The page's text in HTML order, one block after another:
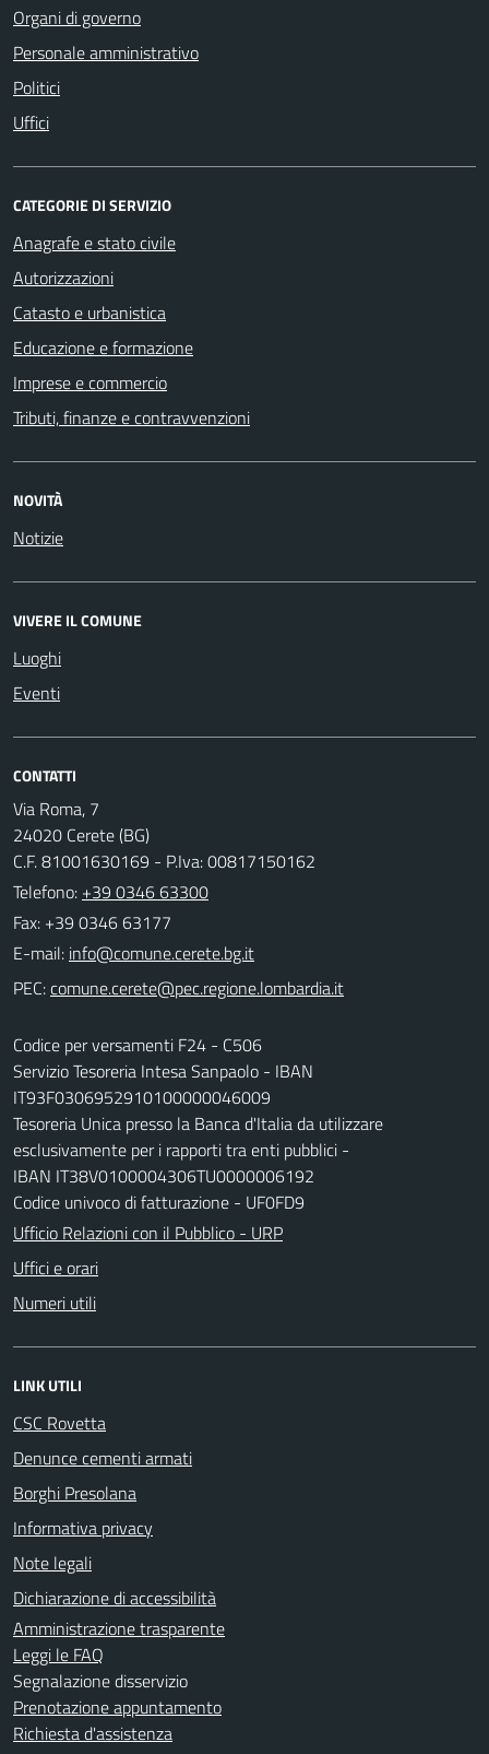
Organi di governo
Personale amministrativo
Politici
Uffici
CATEGORIE DI SERVIZIO
Anagrafe e stato civile
Autorizzazioni
Catasto e urbanistica
Educazione e formazione
Imprese e commercio
Tributi, finanze e contravvenzioni
NOVITÀ
Notizie
VIVERE IL COMUNE
Luoghi
Eventi
CONTATTI
Via Roma, 7
24020 Cerete (BG)
C.F. 81001630169 - P.Iva: 00817150162
Telefono: +39 0346 63300
Fax: +39 0346 63177
E-mail:
PEC:
Codice per versamenti F24 - C506
Servizio Tesoreria Intesa Sanpaolo - IBAN
IT93F0306952910100000046009
Tesoreria Unica presso la Banca d'Italia da utilizzare
esclusivamente per i rapporti tra enti pubblici -
IBAN IT38V0100004306TU0000006192
Codice univoco di fatturazione - UF0FD9
Ufficio Relazioni con il Pubblico - URP
Uffici e orari
Numeri utili
LINK UTILI
CSC Rovetta
Denunce cementi armati
Borghi Presolana
Informativa privacy
Note legali
Dichiarazione di accessibilità
Amministrazione trasparente
Leggi le FAQ
Segnalazione disservizio
Prenotazione appuntamento
Richiesta d'assistenza